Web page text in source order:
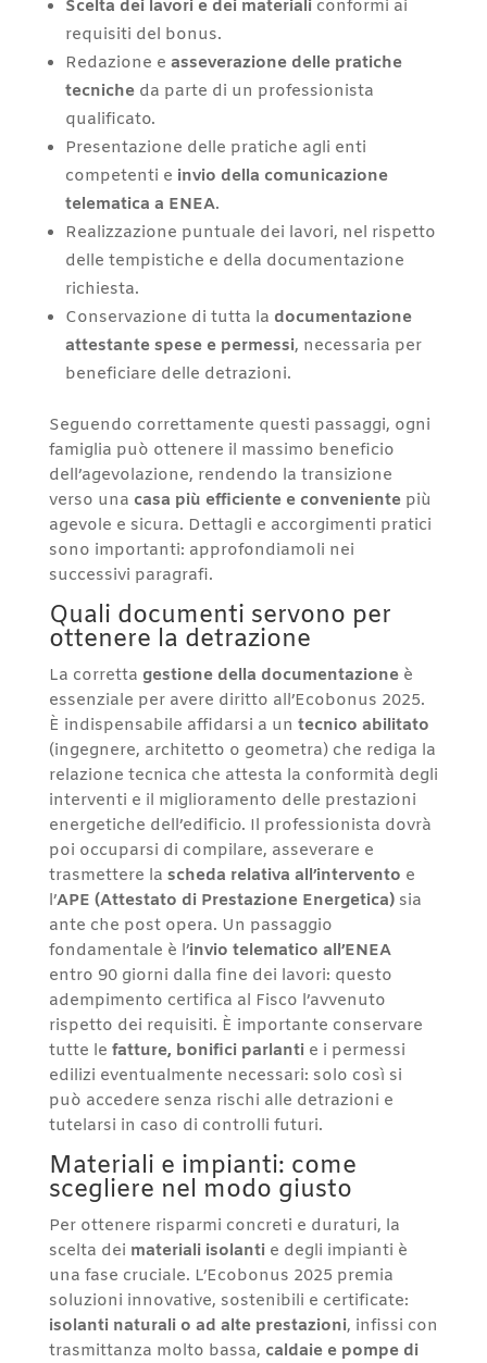
Scelta dei lavori e dei materialiconformi ai
requisiti del bonus.
Redazione e asseverazione delle pratiche
tecnicheda parte di un professionista
qualificato.
Presentazione delle pratiche agli enti
competenti e invio della comunicazione
telematica a ENEA.
Realizzazione puntuale dei lavori, nel rispetto
delle tempistiche e della documentazione
richiesta.
Conservazione di tutta la documentazione
attestante spese e permessi, necessaria per
beneficiare delle detrazioni.
Seguendo correttamente questi passaggi, ogni
famiglia può ottenere il massimo beneficio
dell’agevolazione, rendendo la transizione
verso una casa più efficiente e convenientepiù
agevole e sicura. Dettagli e accorgimenti pratici
sono importanti: approfondiamoli nei
successivi paragrafi.
Quali documenti servono per
ottenere la detrazione
La corretta gestione della documentazioneè
essenziale per avere diritto all’Ecobonus 2025.
È indispensabile affidarsi a un tecnico abilitato
(ingegnere, architetto o geometra) che rediga la
relazione tecnica che attesta la conformità degli
interventi e il miglioramento delle prestazioni
energetiche dell’edificio. Il professionista dovrà
poi occuparsi di compilare, asseverare e
trasmettere la scheda relativa all’intervento e
l’APE (Attestato di Prestazione Energetica)sia
ante che post opera. Un passaggio
fondamentale è l’invio telematico all’ENEA
entro 90 giorni dalla fine dei lavori: questo
adempimento certifica al Fisco l’avvenuto
rispetto dei requisiti. È importante conservare
tutte le fatture, bonifici parlantie i permessi
edilizi eventualmente necessari: solo così si
può accedere senza rischi alle detrazioni e
tutelarsi in caso di controlli futuri.
Materiali e impianti: come
scegliere nel modo giusto
Per ottenere risparmi concreti e duraturi, la
scelta dei materiali isolantie degli impianti è
una fase cruciale. L’Ecobonus 2025 premia
soluzioni innovative, sostenibili e certificate:
isolanti naturali o ad alte prestazioni, infissi con
trasmittanza molto bassa, caldaie e pompe di